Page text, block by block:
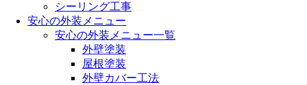
シーリング工事
安心の外装メニュー
安心の外装メニュー一覧
外壁塗装
屋根塗装
外壁カバー工法